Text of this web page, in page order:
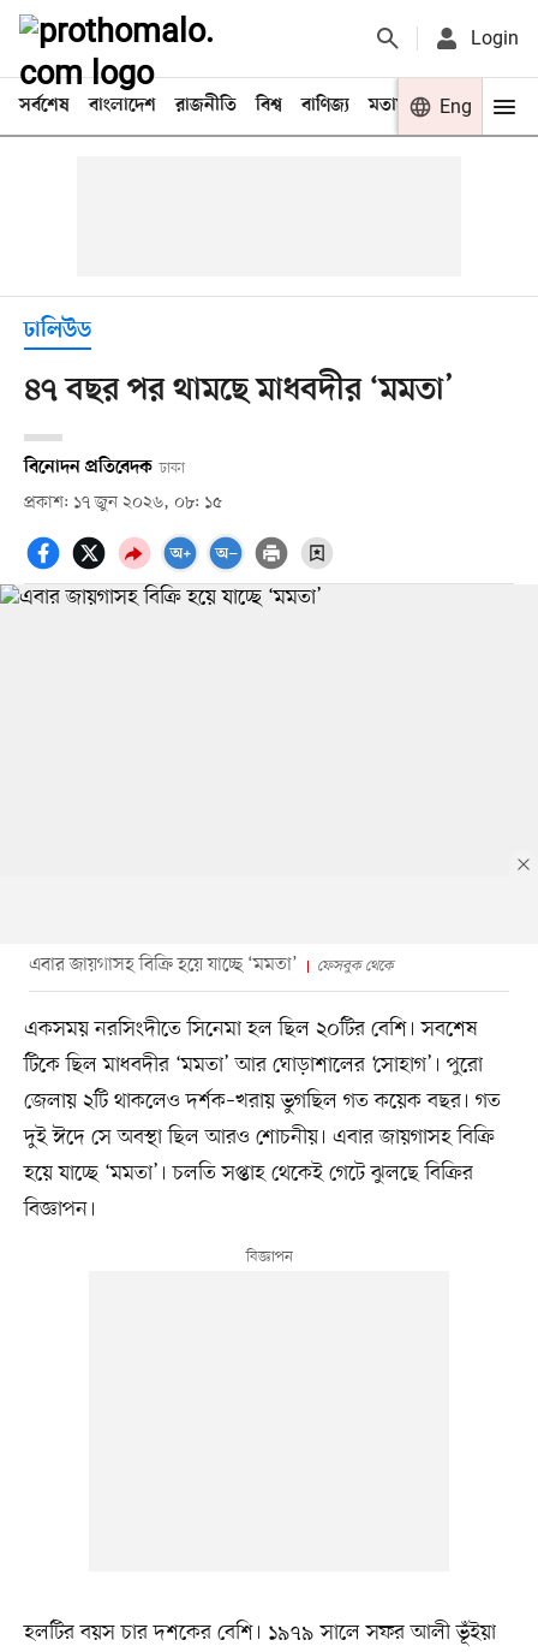
Login
সর্বশেষ বাংলাদেশ রাজনীতি বিশ্ব বাণিজ্য মতামত খেলা
Eng
ঢালিউড
৪৭ বছর পর থামছে মাধবদীর ‘মমতা’
বিনোদন প্রতিবেদক ঢাকা
প্রকাশ: ১৭ জুন ২০২৬, ০৮: ১৫
এবার জায়গাসহ বিক্রি হয়ে যাচ্ছে ‘মমতা’ ফেসবুক থেকে
একসময় নরসিংদীতে সিনেমা হল ছিল ২০টির বেশি। সবশেষ
টিকে ছিল মাধবদীর ‘মমতা’ আর ঘোড়াশালের ‘সোহাগ’। পুরো
জেলায় ২টি থাকলেও দর্শক–খরায় ভুগছিল গত কয়েক বছর। গত
দুই ঈদে সে অবস্থা ছিল আরও শোচনীয়। এবার জায়গাসহ বিক্রি
হয়ে যাচ্ছে ‘মমতা’। চলতি সপ্তাহ থেকেই গেটে ঝুলছে বিক্রির
বিজ্ঞাপন।
হলটির বয়স চার দশকের বেশি। ১৯৭৯ সালে সফর আলী ভূঁইয়া